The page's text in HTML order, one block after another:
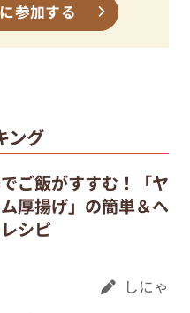
参加する
ング
ご飯がすすむ！「ヤ
厚揚げ」の簡単＆ヘ
シピ
しにゃ